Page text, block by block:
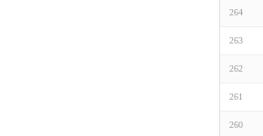
264
263
262
261
260